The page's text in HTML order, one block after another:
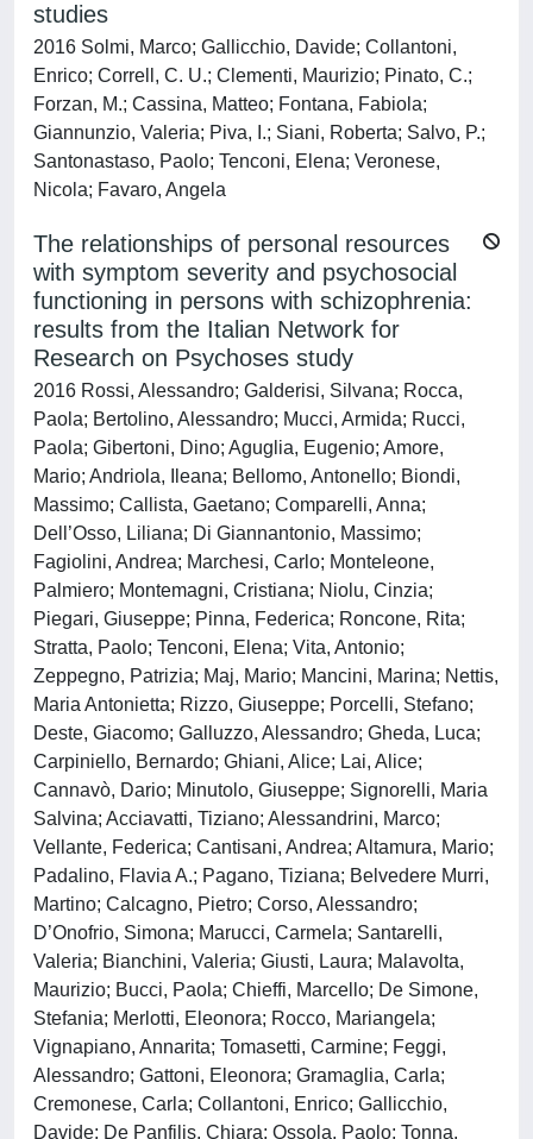
studies
2016 Solmi, Marco; Gallicchio, Davide; Collantoni,
Enrico; Correll, C. U.; Clementi, Maurizio; Pinato, C.;
Forzan, M.; Cassina, Matteo; Fontana, Fabiola;
Giannunzio, Valeria; Piva, I.; Siani, Roberta; Salvo, P.;
Santonastaso, Paolo; Tenconi, Elena; Veronese,
Nicola; Favaro, Angela
The relationships of personal resources
with symptom severity and psychosocial
functioning in persons with schizophrenia:
results from the Italian Network for
Research on Psychoses study
2016 Rossi, Alessandro; Galderisi, Silvana; Rocca,
Paola; Bertolino, Alessandro; Mucci, Armida; Rucci,
Paola; Gibertoni, Dino; Aguglia, Eugenio; Amore,
Mario; Andriola, Ileana; Bellomo, Antonello; Biondi,
Massimo; Callista, Gaetano; Comparelli, Anna;
Dell’Osso, Liliana; Di Giannantonio, Massimo;
Fagiolini, Andrea; Marchesi, Carlo; Monteleone,
Palmiero; Montemagni, Cristiana; Niolu, Cinzia;
Piegari, Giuseppe; Pinna, Federica; Roncone, Rita;
Stratta, Paolo; Tenconi, Elena; Vita, Antonio;
Zeppegno, Patrizia; Maj, Mario; Mancini, Marina; Nettis,
Maria Antonietta; Rizzo, Giuseppe; Porcelli, Stefano;
Deste, Giacomo; Galluzzo, Alessandro; Gheda, Luca;
Carpiniello, Bernardo; Ghiani, Alice; Lai, Alice;
Cannavò, Dario; Minutolo, Giuseppe; Signorelli, Maria
Salvina; Acciavatti, Tiziano; Alessandrini, Marco;
Vellante, Federica; Cantisani, Andrea; Altamura, Mario;
Padalino, Flavia A.; Pagano, Tiziana; Belvedere Murri,
Martino; Calcagno, Pietro; Corso, Alessandro;
D’Onofrio, Simona; Marucci, Carmela; Santarelli,
Valeria; Bianchini, Valeria; Giusti, Laura; Malavolta,
Maurizio; Bucci, Paola; Chieffi, Marcello; De Simone,
Stefania; Merlotti, Eleonora; Rocco, Mariangela;
Vignapiano, Annarita; Tomasetti, Carmine; Feggi,
Alessandro; Gattoni, Eleonora; Gramaglia, Carla;
Cremonese, Carla; Collantoni, Enrico; Gallicchio,
Davide; De Panfilis, Chiara; Ossola, Paolo; Tonna,